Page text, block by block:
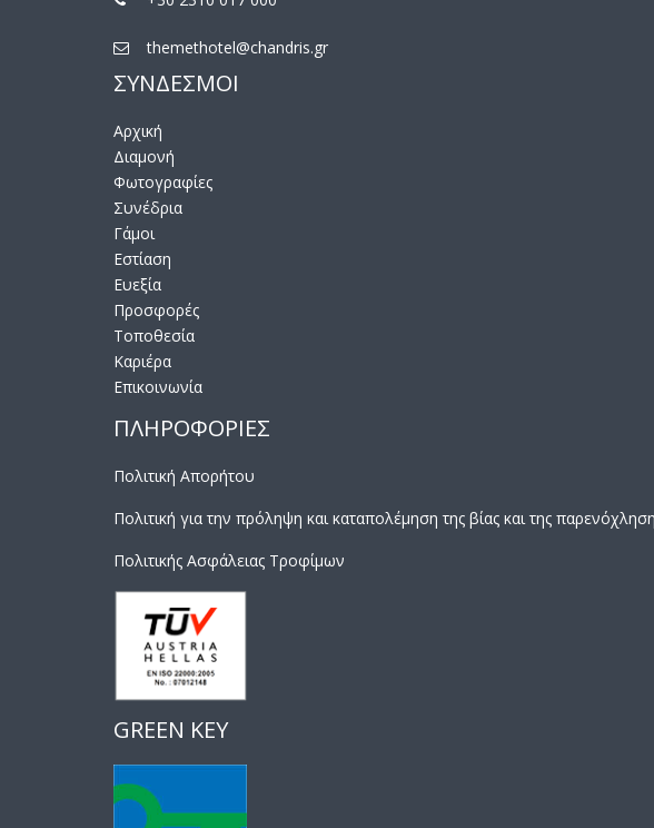
themethotel@chandris.gr
ΣΥΝΔΕΣΜΟΙ
Αρχική
Διαμονή
Φωτογραφίες
Συνέδρια
Γάμοι
Εστίαση
Ευεξία
Προσφορές
Τοποθεσία
Καριέρα
Επικοινωνία
ΠΛΗΡΟΦΟΡΙΕΣ
Πολιτική Απορήτου
Πολιτική για την πρόληψη και καταπολέμηση της βίας και της
Πολιτικής Ασφάλειας Τροφίμων
GREEN KEY